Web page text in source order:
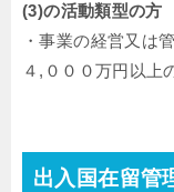
(3)の活動類型の方
・事業の経営又は
４,０００万円以上
出入国在留管